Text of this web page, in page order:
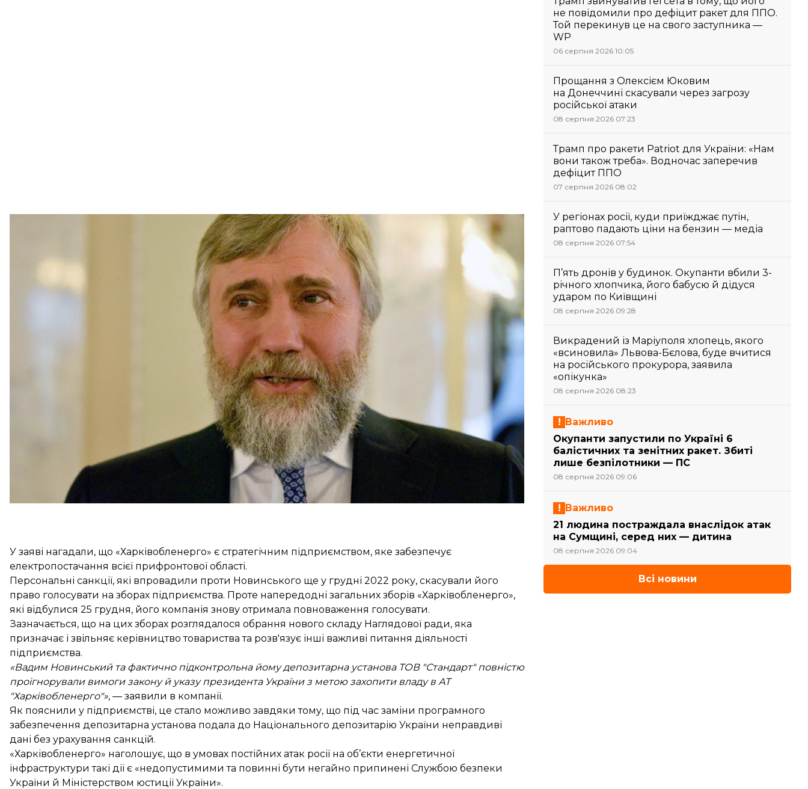
Народний депутат Вадим Новинський у кулуарах Верховної Ради, Київ, 2 листопада 2021 року
Максим Поліщук / УНІАН
«Харківобленерго» стверджує, що підсанкційний олігарх Вадим Новинський намагається захопити
контроль над компанією та наростити свій вплив в енергетиці.
йдеться
у заяві підприємства.
Зазначається, що Новинський досі є акціонером «Харківобленерго» через підконтрольну компанію
«Смарт Холдинг» — йому належить майже 25% акцій енергокомпанії.
«Вказане становище не змінили ані рішення суду про визнання недійсним договору купівлі-продажу
акцій Новинським, ані персональні санкції, накладені на олігарха президентом України. Тобто якщо є
ресурси та медійний вплив, можна ігнорувати суди й рішення голови держави»
У заяві нагадали, що «Харківобленерго» є стратегічним підприємством, яке забезпечує
електропостачання всієї прифронтової області.
Персональні санкції, які впровадили проти Новинського ще у грудні 2022 року, скасували його
право голосувати на зборах підприємства. Проте напередодні загальних зборів «Харківобленерго»,
які відбулися 25 грудня, його компанія знову отримала повноваження голосувати.
Зазначається, що на цих зборах розглядалося обрання нового складу Наглядової ради, яка
призначає і звільняє керівництво товариства та розв'язує інші важливі питання діяльності
підприємства.
«Вадим Новинський та фактично підконтрольна йому депозитарна установа ТОВ "Стандарт" повністю
проігнорували вимоги закону й указу президента України з метою захопити владу в АТ
"Харківобленерго"», — заявили в компанії.
Як пояснили у підприємстві, це стало можливо завдяки тому, що під час заміни програмного
забезпечення депозитарна установа подала до Національного депозитарію України неправдиві
дані без урахування санкцій.
«Харківобленерго» наголошує, що в умовах постійних атак росії на об’єкти енергетичної
інфраструктури такі дії є «недопустимими та повинні бути негайно припинені Службою безпеки
України й Міністерством юстиції України».
не повідомили про дефіцит ракет для ППО.
Той перекинув це на свого заступника —
WP
06 серпня 2026 10:05
Прощання з Олексієм Юковим
на Донеччині скасували через загрозу
російської атаки
08 серпня 2026 07:23
Трамп про ракети Patriot для України: «Нам
вони також треба». Водночас заперечив
дефіцит ППО
07 серпня 2026 08:02
У регіонах росії, куди приїжджає путін,
раптово падають ціни на бензин — медіа
08 серпня 2026 07:54
П’ять дронів у будинок. Окупанти вбили 3-
річного хлопчика, його бабусю й дідуся
ударом по Київщині
08 серпня 2026 09:28
Викрадений із Маріуполя хлопець, якого
«всиновила» Львова-Бєлова, буде вчитися
на російського прокурора, заявила
«опікунка»
08 серпня 2026 08:23
Важливо
Окупанти запустили по Україні 6
балістичних та зенітних ракет. Збиті
лише безпілотники — ПС
08 серпня 2026 09:06
Важливо
21 людина постраждала внаслідок атак
на Сумщині, серед них — дитина
08 серпня 2026 09:04
Всі новини